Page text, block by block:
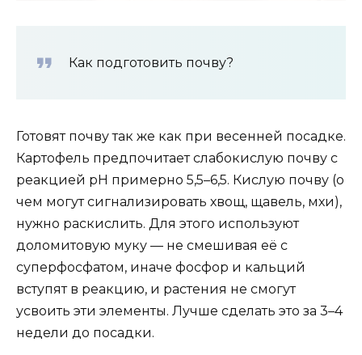
Как подготовить почву?
Готовят почву так же как при весенней посадке.
Картофель предпочитает слабокислую почву с
реакцией pH примерно 5,5–6,5. Кислую почву (о
чем могут сигнализировать хвощ, щавель, мхи),
нужно раскислить. Для этого используют
доломитовую муку — не смешивая её с
суперфосфатом, иначе фосфор и кальций
вступят в реакцию, и растения не смогут
усвоить эти элементы. Лучше сделать это за 3–4
недели до посадки.